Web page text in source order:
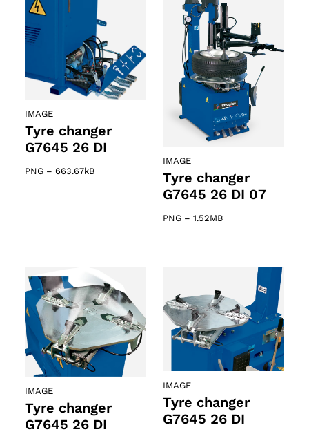
IMAGE
Tyre changer
G7645 26 DI
PNG – 663.67kB
IMAGE
Tyre changer
G7645 26 DI 07
PNG – 1.52MB
IMAGE
Tyre changer
G7645 26 DI
IMAGE
Tyre changer
G7645 26 DI